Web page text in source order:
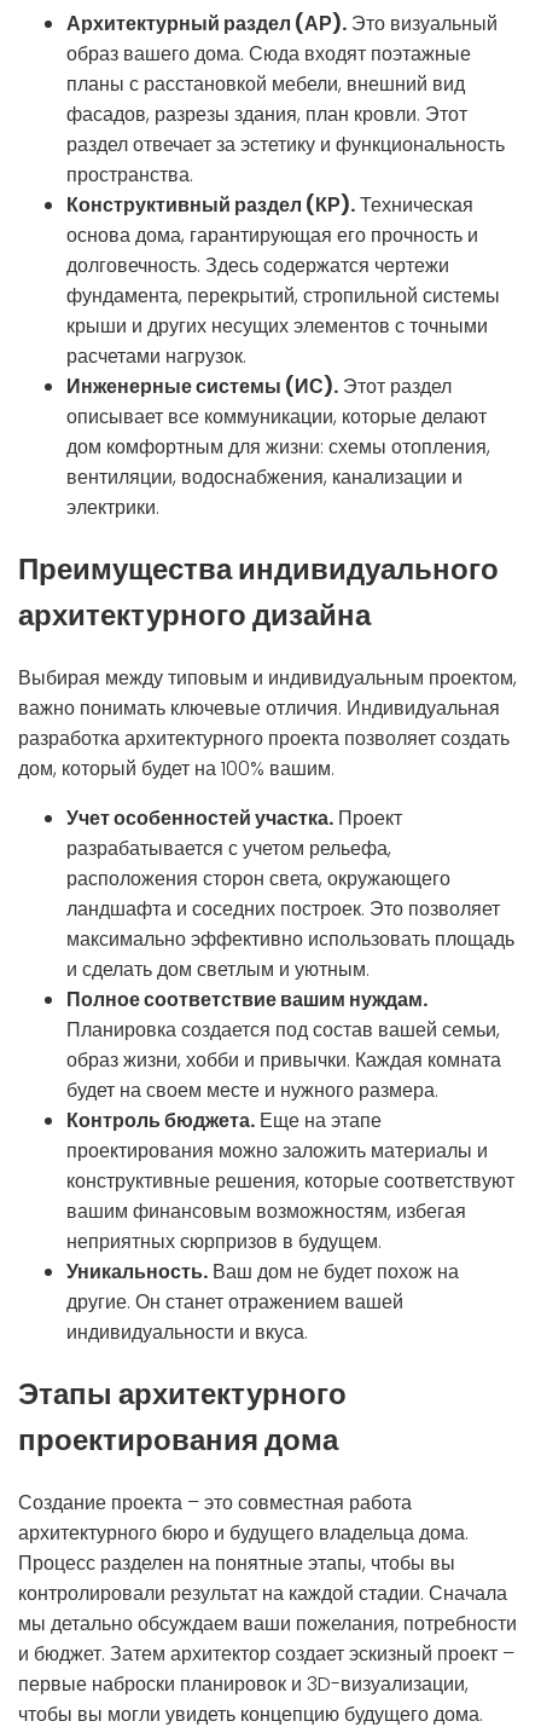
Архитектурный раздел (АР). Это визуальный
образ вашего дома. Сюда входят поэтажные
планы с расстановкой мебели, внешний вид
фасадов, разрезы здания, план кровли. Этот
раздел отвечает за эстетику и функциональность
пространства.
Конструктивный раздел (КР).Техническая
основа дома, гарантирующая его прочность и
долговечность. Здесь содержатся чертежи
фундамента, перекрытий, стропильной системы
крыши и других несущих элементов с точными
расчетами нагрузок.
Инженерные системы (ИС). Этот раздел
описывает все коммуникации, которые делают
дом комфортным для жизни: схемы отопления,
вентиляции, водоснабжения, канализации и
электрики.
Преимущества индивидуального
архитектурного дизайна
Выбирая между типовым и индивидуальным проектом,
важно понимать ключевые отличия. Индивидуальная
разработка архитектурного проекта позволяет создать
дом, который будет на 100% вашим.
Учет особенностей участка. Проект
разрабатывается с учетом рельефа,
расположения сторон света, окружающего
ландшафта и соседних построек. Это позволяет
максимально эффективно использовать площадь
и сделать дом светлым и уютным.
Полное соответствие вашим нуждам.
Планировка создается под состав вашей семьи,
образ жизни, хобби и привычки. Каждая комната
будет на своем месте и нужного размера.
Контроль бюджета. Еще на этапе
проектирования можно заложить материалы и
конструктивные решения, которые соответствуют
вашим финансовым возможностям, избегая
неприятных сюрпризов в будущем.
Уникальность. Ваш дом не будет похож на
другие. Он станет отражением вашей
индивидуальности и вкуса.
Этапы архитектурного
проектирования дома
Создание проекта – это совместная работа
архитектурного бюро и будущего владельца дома.
Процесс разделен на понятные этапы, чтобы вы
контролировали результат на каждой стадии. Сначала
мы детально обсуждаем ваши пожелания, потребности
и бюджет. Затем архитектор создает эскизный проект –
первые наброски планировок и 3D-визуализации,
чтобы вы могли увидеть концепцию будущего дома.